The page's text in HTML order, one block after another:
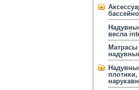
весла
Матрасы